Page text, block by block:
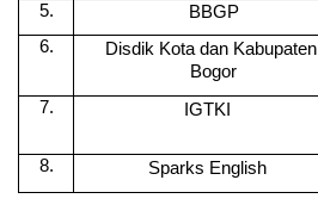
5.
BBGP
6.
Disdik Kota dan Kabupaten
Bogor
7. IGTKI
8.
Sparks English